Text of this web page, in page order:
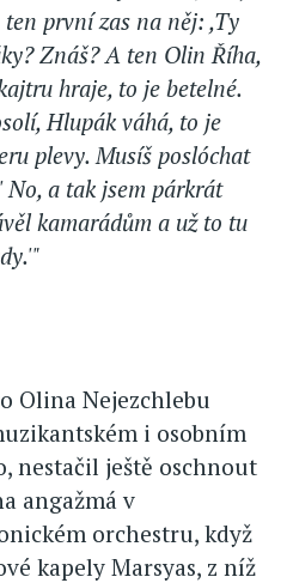
první zas na něj: ,Ty
Znáš? A ten Olin Říha,
hraje, to je betelné.
Hlupák váhá, to je
plevy. Musíš poslóchat
a tak jsem párkrát
kamarádům a už to tu
Olina Nejezchlebu
i osobním
nestačil ještě oschnout
angažmá v
orchestru, když
kapely Marsyas, z níž